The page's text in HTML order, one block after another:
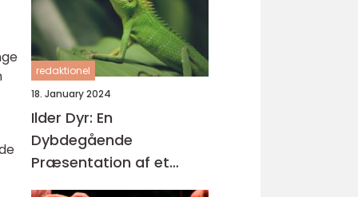
redaktionel
18. January 2024
Ilder Dyr: En
Dybdegående
Præsentation af et
Fascinerende Kæledyr